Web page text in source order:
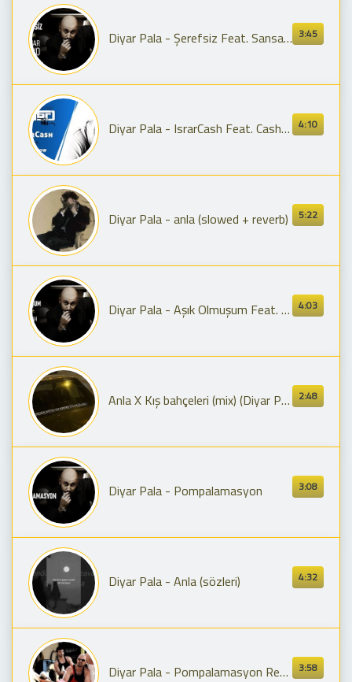
3:45
Diyar Pala - Şerefsiz Feat. Sansar Salvo
4:10
Diyar Pala - IsrarCash Feat. Cash Flow
5:22
Diyar Pala - anla (slowed + reverb)
4:03
Diyar Pala - Aşık Olmuşum Feat. Gülşah Akçay
2:48
Anla X Kış bahçeleri (mix) (Diyar Pala, Buray)
3:08
Diyar Pala - Pompalamasyon
4:32
Diyar Pala - Anla (sözleri)
3:58
Diyar Pala - Pompalamasyon Remix ft. Mercan & Sultana (Official Video)